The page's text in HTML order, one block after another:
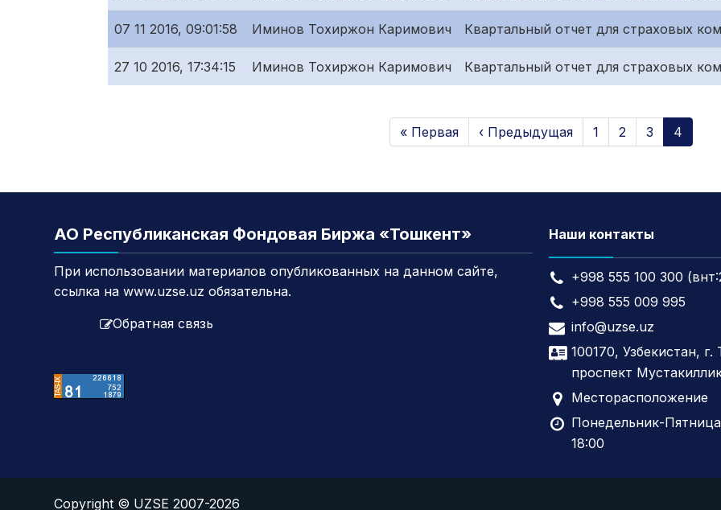
07 11 2016, 09:01:58 Иминов Тохиржон Каримович Квартальный отчет для страховых
27 10 2016, 17:34:15 Иминов Тохиржон Каримович Квартальный отчет для страховых
« Первая ‹ Предыдущая 1 2 3 4
АО Республиканская Фондовая Биржа «Тошкент»
При использовании материалов опубликованных на данном сайте,
ссылка на www.uzse.uz обязательна.
Обратная связь
Наши контакты
+998 555 100 300
+998 555 009 995
info@uzse.uz
100170, Узбекистан,
проспект
Месторасположение
Понедельник-
18:00
Copyright © UZSE 2007-2026